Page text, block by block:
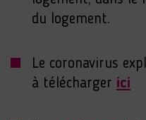
du logement.
Le coronavirus
à télécharger ici